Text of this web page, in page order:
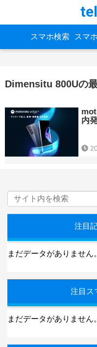
スマホ検索 スマ
Dimensitu 800Uの
内
注目
まだデータがありません。
注目ス
まだデータがありません。